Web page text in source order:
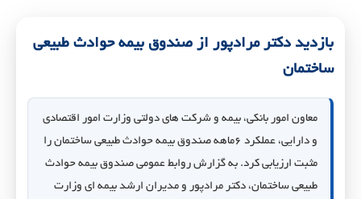
بازدید دکتر مرادپور از صندوق بیمه حوادث طبیعی
ساختمان
معاون امور بانکی، بیمه و شرکت های دولتی وزارت امور اقتصادی
و دارایی، عملکرد ۶ماهه صندوق بیمه حوادث طبیعی ساختمان را
مثبت ارزیابی کرد. به گزارش روابط عمومی صندوق بیمه حوادث
طبیعی ساختمان، دکتر مرادپور و مدیران ارشد بیمه ای وزارت